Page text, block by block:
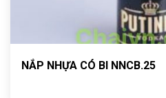
NẮP NHỰA CÓ BI NNCB.25